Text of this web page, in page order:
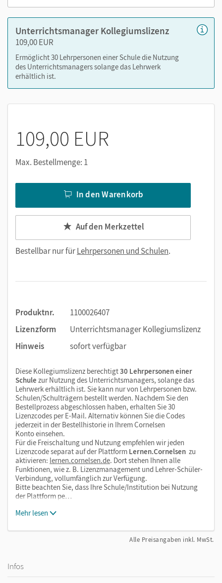
Mit dem Kauf erhalten Sie einen Code zur Freischaltung des
E-Books aufmein.cornelsen.de.
Alternativ können Sie das E-Book auch auf der Plattform
Lernen.Cornelsen (mit neuen Features) aktivieren:
lernen.cornelsen.de
Unterrichtsmanager Kollegiumslizenz
109,00 EUR
Ermöglicht 30 Lehrpersonen einer Schule die Nutzung
des Unterrichtsmanagers solange das Lehrwerk
erhältlich ist.
109,00 EUR
Max. Bestellmenge: 1
In den Warenkorb
Auf den Merkzettel
Bestellbar nur fürLehrpersonen und Schulen.
Produktnr.
1100026407
Lizenzform
Unterrichtsmanager Kollegiumslizenz
Hinweis
sofort verfügbar
Diese Kollegiumslizenz berechtigt30 Lehrpersonen einer
Schule zur Nutzung des Unterrichtsmanagers, solange das
Lehrwerk erhältlich ist. Sie kann nur von Lehrpersonen bzw.
Schulen/Schulträgern bestellt werden. Nachdem Sie den
Bestellprozess abgeschlossen haben, erhalten Sie 30
Lizenzcodes per E-Mail. Alternativ können Sie die Codes
jederzeit in der Bestellhistorie in Ihrem Cornelsen
Konto einsehen.
Für die Freischaltung und Nutzung empfehlen wir jeden
Lizenzcode separat auf der Plattform Lernen.Cornelsen zu
aktivieren: lernen.cornelsen.de. Dort stehen Ihnen alle
Funktionen, wie z. B. Lizenzmanagement und Lehrer-Schüler-
Verbindung, vollumfänglich zur Verfügung.
Bitte beachten Sie, dass Ihre Schule/Institution bei Nutzung
der Plattform pe…
Mehr lesen
Alle Preisangaben inkl. MwSt.
Infos